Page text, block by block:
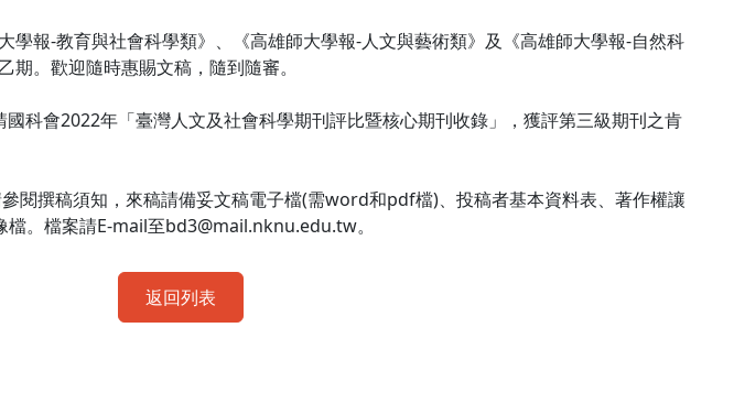
學報-教育與社會科學類》、《高雄師大學報-人文與藝術類》及《高雄師大學報-自然科
。歡迎隨時惠賜文稿，隨到隨審。
科會2022年「臺灣人文及社會科學期刊評比暨核心期刊收錄」，獲評第三級期刊之肯
參閱撰稿須知，來稿請備妥文稿電子檔(需word和pdf檔)、投稿者基本資料表、著作權讓
。檔案請E-mail至bd3@mail.nknu.edu.tw。
返回列表